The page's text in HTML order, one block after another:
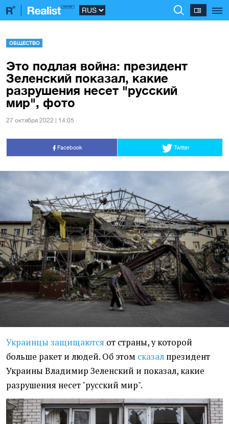
ОБЩЕСТВО
Это подлая война: президент
Зеленский показал, какие
разрушения несет "русский
мир", фото
27 октября 2022 | 14:05
Facebook Twitter
Украинцы защищаются от страны, у которой
больше ракет и людей. Об этом сказал президент
Украины Владимир Зеленский и показал, какие
разрушения несет "русский мир".